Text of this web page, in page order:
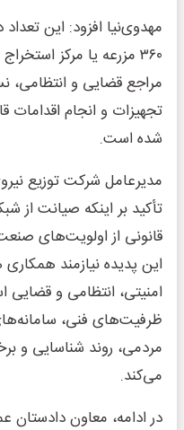
مهدوی‌نیا افزود: این
۳۶۰ مزرعه یا مرکز
مراجع قضایی و
تجهیزات و انجام اقدامات
شده است.
مدیرعامل شرکت توزیع
تأکید بر اینکه صیانت
قانونی از اولویت‌های
این پدیده نیازمند
امنیتی، انتظامی و
ظرفیت‌های فنی،
مردمی، روند شناسایی و
می‌کند.
در ادامه، معاون دادستان